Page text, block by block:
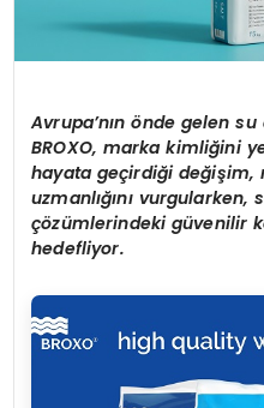
YAŞAM
Avrupa’nın önde gelen
BROXO, marka kimliğini
hayata geçirdiği değişim,
uzmanlığını vurgularken,
çözümlerindeki güvenilir
hedefliyor.